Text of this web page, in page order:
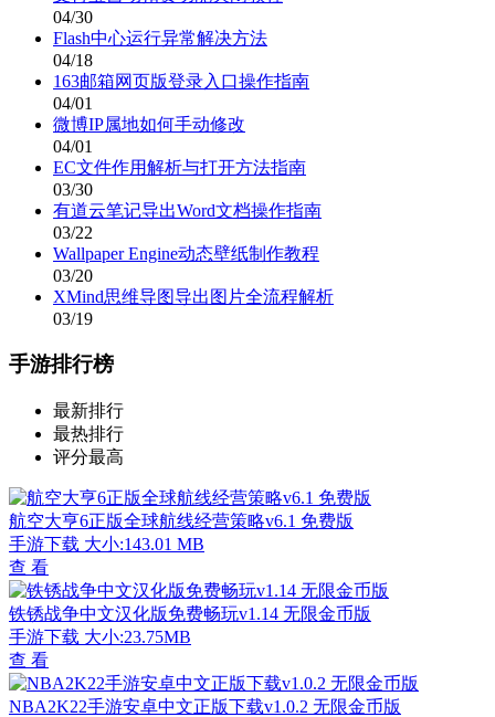
04/30
Flash中心运行异常解决方法
04/18
163邮箱网页版登录入口操作指南
04/01
微博IP属地如何手动修改
04/01
EC文件作用解析与打开方法指南
03/30
有道云笔记导出Word文档操作指南
03/22
Wallpaper Engine动态壁纸制作教程
03/20
XMind思维导图导出图片全流程解析
03/19
手游排行榜
最新排行
最热排行
评分最高
航空大亨6正版全球航线经营策略v6.1 免费版
手游下载 大小:143.01 MB
查 看
铁锈战争中文汉化版免费畅玩v1.14 无限金币版
手游下载 大小:23.75MB
查 看
NBA2K22手游安卓中文正版下载v1.0.2 无限金币版